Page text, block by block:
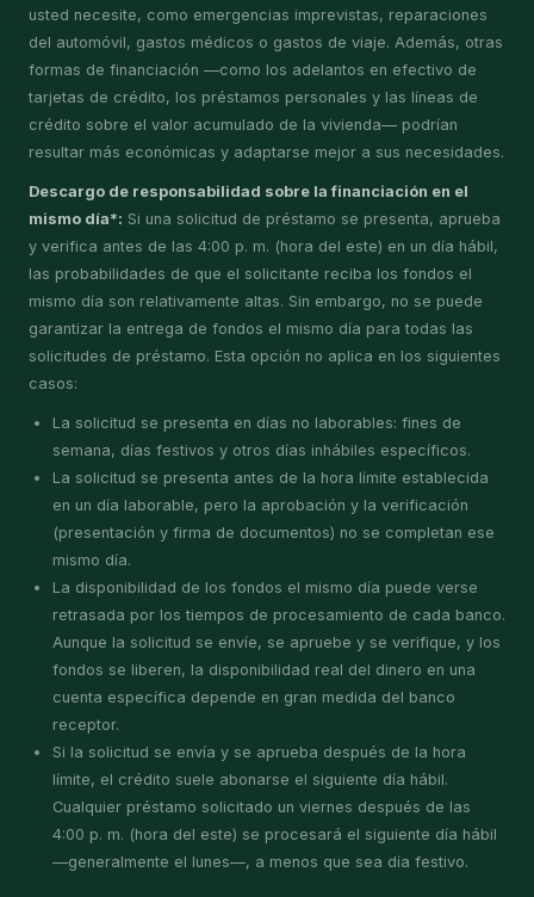
usted necesite, como emergencias imprevistas, reparaciones
del automóvil, gastos médicos o gastos de viaje. Además, otras
formas de financiación —como los adelantos en efectivo de
tarjetas de crédito, los préstamos personales y las líneas de
crédito sobre el valor acumulado de la vivienda— podrían
resultar más económicas y adaptarse mejor a sus necesidades.
Descargo de responsabilidad sobre la financiación en el
mismo día*: Si una solicitud de préstamo se presenta, aprueba
y verifica antes de las 4:00 p. m. (hora del este) en un día hábil,
las probabilidades de que el solicitante reciba los fondos el
mismo día son relativamente altas. Sin embargo, no se puede
garantizar la entrega de fondos el mismo día para todas las
solicitudes de préstamo. Esta opción no aplica en los siguientes
casos:
La solicitud se presenta en días no laborables: fines de
semana, días festivos y otros días inhábiles específicos.
La solicitud se presenta antes de la hora límite establecida
en un día laborable, pero la aprobación y la verificación
(presentación y firma de documentos) no se completan ese
mismo día.
La disponibilidad de los fondos el mismo día puede verse
retrasada por los tiempos de procesamiento de cada banco.
Aunque la solicitud se envíe, se apruebe y se verifique, y los
fondos se liberen, la disponibilidad real del dinero en una
cuenta específica depende en gran medida del banco
receptor.
Si la solicitud se envía y se aprueba después de la hora
límite, el crédito suele abonarse el siguiente día hábil.
Cualquier préstamo solicitado un viernes después de las
4:00 p. m. (hora del este) se procesará el siguiente día hábil
—generalmente el lunes—, a menos que sea día festivo.